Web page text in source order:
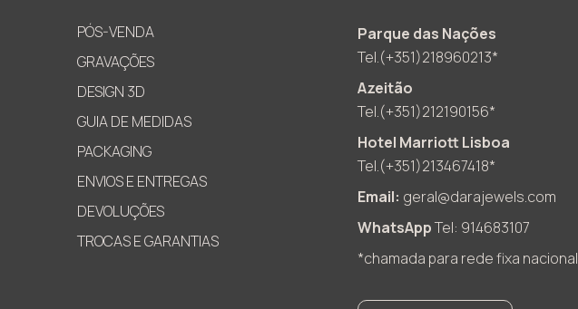
PÓS-VENDA
GRAVAÇÕES
DESIGN 3D
GUIA DE MEDIDAS
PACKAGING
ENVIOS E ENTREGAS
DEVOLUÇÕES
TROCAS E GARANTIAS
Parque das Nações
Tel.(+351)218960213*
Azeitão
Tel.(+351)212190156*
Hotel Marriott Lisboa
Tel.(+351)213467418*
Email: geral@darajewels.com
WhatsAppTel: 914683107
*chamada para rede fixa nacional